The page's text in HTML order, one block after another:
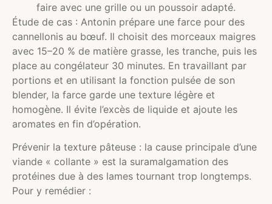
faire avec une grille ou un poussoir adapté.
Étude de cas : Antonin prépare une farce pour des
cannellonis au bœuf. Il choisit des morceaux maigres
avec 15–20 % de matière grasse, les tranche, puis les
place au congélateur 30 minutes. En travaillant par
portions et en utilisant la fonction pulsée de son
blender, la farce garde une texture légère et
homogène. Il évite l’excès de liquide et ajoute les
aromates en fin d’opération.
Prévenir la texture pâteuse : la cause principale d’une
viande « collante » est la suramalgamation des
protéines due à des lames tournant trop longtemps.
Pour y remédier :